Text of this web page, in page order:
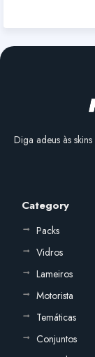
Diga adeus às
Category
Packs
Vidros
Lameiros
Motorista
Temáticas
Conjuntos